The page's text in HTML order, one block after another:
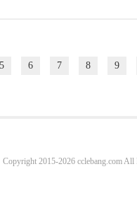
5 6 7 8 9
Copyright 2015-2026 cclebang.com